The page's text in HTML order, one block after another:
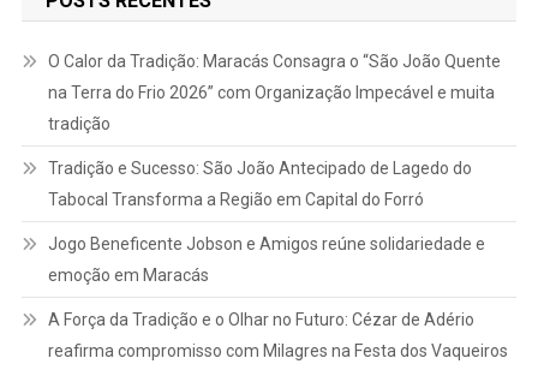
O Calor da Tradição: Maracás Consagra o “São João Quente
na Terra do Frio 2026” com Organização Impecável e muita
tradição
Tradição e Sucesso: São João Antecipado de Lagedo do
Tabocal Transforma a Região em Capital do Forró
Jogo Beneficente Jobson e Amigos reúne solidariedade e
emoção em Maracás
A Força da Tradição e o Olhar no Futuro: Cézar de Adério
reafirma compromisso com Milagres na Festa dos Vaqueiros